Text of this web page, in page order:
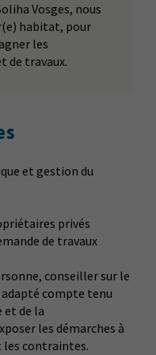
Vosges, nous
habitat, pour
les
de travaux.
et gestion du
privés
de travaux
conseiller sur le
compte tenu
et de la
les démarches à
les contraintes.